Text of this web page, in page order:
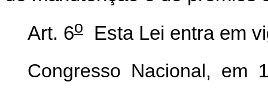
Art. 6oEsta Lei entra em
Congresso Nacional, em